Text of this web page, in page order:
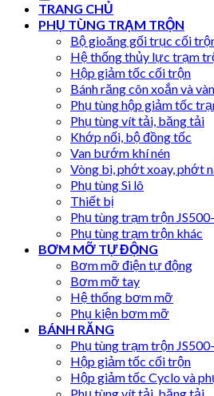
TRANG CHỦ
PHỤ TÙNG TRẠM TRỘN
Bộ gioăng gối trục cối
Hệ thống thủy lực trạm
Hộp giảm tốc cối trộn
Bánh răng côn xoắn và
Phụ tùng hộp giảm tốc
Phụ tùng vít tải, băng tải
Khớp nối, bộ đồng tốc
Van bướm khí nén
Vòng bi, phớt xoay, phớt
Phụ tùng Si lô
Thiết bị
Phụ tùng trạm trộn
Phụ tùng trạm trộn khác
BƠM MỠ TỰ ĐỘNG
Bơm mỡ điện tự động
Bơm mỡ tay
Hệ thống bơm mỡ
Phụ kiện bơm mỡ
BÁNH RĂNG
Phụ tùng trạm trộn
Hộp giảm tốc cối trộn
Hộp giảm tốc Cyclo và